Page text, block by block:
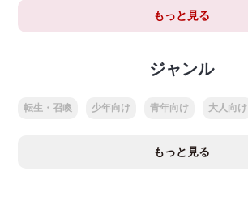
もっと見る
ジャンル
転生・召喚 少年向け 青年向け 大人向け
もっと見る